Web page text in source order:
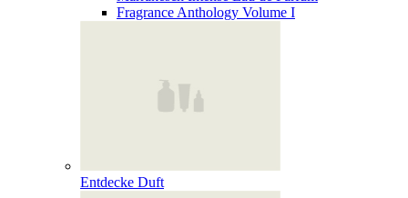
Fragrance Anthology Volume I
Entdecke Duft